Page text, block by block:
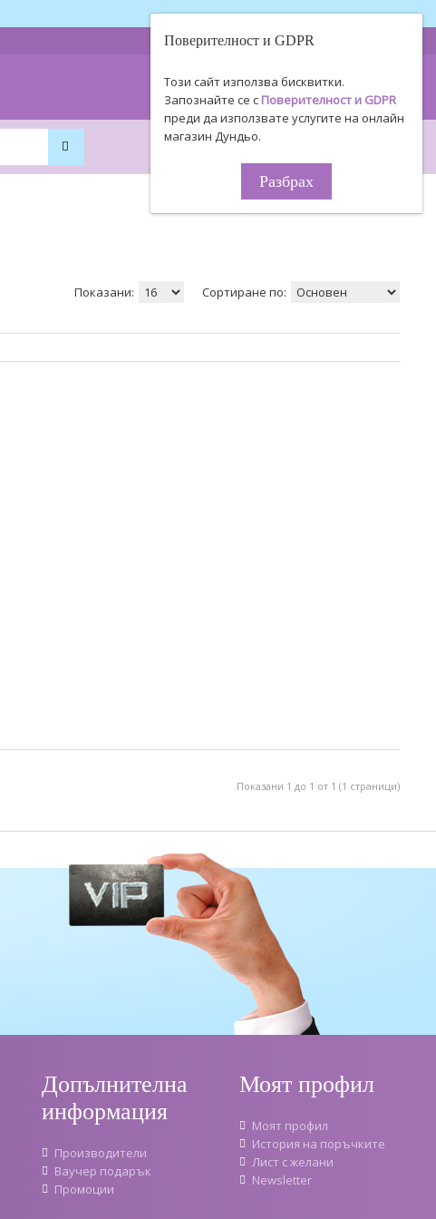
Поверителност и GDPR
Този сайт използва бисквитки.
Запознайте се с Поверителност и GDPR
преди да използвате услугите на онлайн
магазин Дундьо.
Разбрах
0893 494 506
0895 450 154 за поръчки!
0
Показани: Сортиране по:
Показани 1 до 1 от 1 (1 страници)
Допълнителна
информация
Производители
Ваучер подарък
Промоции
Моят профил
Моят профил
История на поръчките
Лист с желани
Newsletter